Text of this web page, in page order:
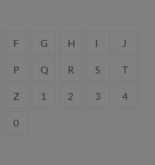
F G H I J
P Q R S T
Z 1 2 3 4
0